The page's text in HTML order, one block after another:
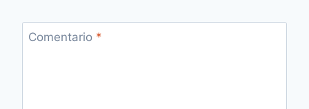
Comentario *